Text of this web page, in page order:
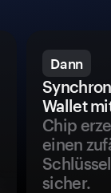
Dann
Wallet
Chip
einen
sicher.